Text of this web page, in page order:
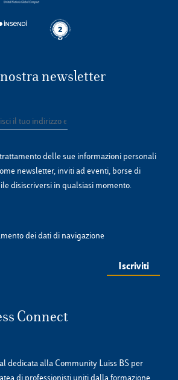
newsletter
delle sue informazioni personali
newsletter, inviti ad eventi, borse di
disiscriversi in qualsiasi momento.
dei dati di navigazione
Connect
dedicata alla Community Luiss BS per
di professionisti uniti dalla formazione